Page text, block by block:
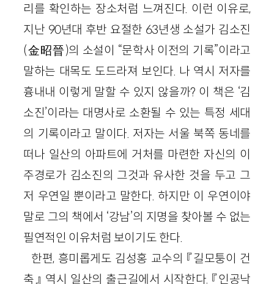
리를 확인하는 장소처럼 느껴진다. 이런 이유로,
지난 90년대 후반 요절한 63년생 소설가 김소진
(金昭晉)의 소설이 “문학사 이전의 기록”이라고
말하는 대목도 도드라져 보인다. 나 역시 저자를
흉내내 이렇게 말할 수 있지 않을까? 이 책은 ‘김
소진’이라는 대명사로 소환될 수 있는 특정 세대
의 기록이라고 말이다. 저자는 서울 북쪽 동네를
떠나 일산의 아파트에 거처를 마련한 자신의 이
주경로가 김소진의 그것과 유사한 것을 두고 그
저 우연일 뿐이라고 말한다. 하지만 이 우연이야
말로 그의 책에서 ‘강남’의 지명을 찾아볼 수 없는
필연적인 이유처럼 보이기도 한다.
한편, 흥미롭게도 김성홍 교수의 『길모퉁이 건
축』 역시 일산의 출근길에서 시작한다. 『인공낙